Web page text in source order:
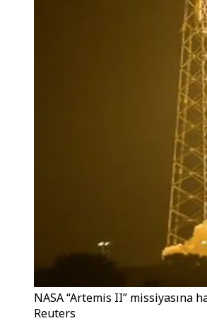
NASA “Artemis II” missiyasına
Reuters